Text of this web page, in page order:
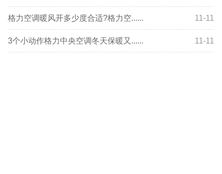
11-11
格力空调暖风开多少度合适?格力空......
11-11
3个小动作格力中央空调冬天保暖又......